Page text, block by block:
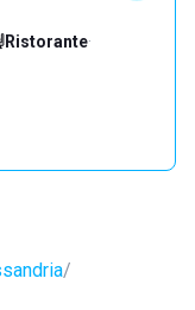
Ristorante·